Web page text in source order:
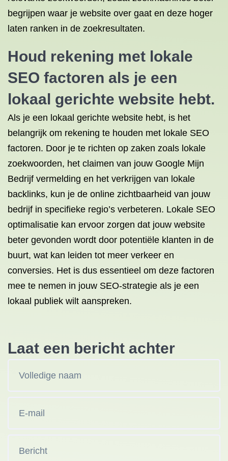
begrijpen waar je website over gaat en deze hoger
laten ranken in de zoekresultaten.
Houd rekening met lokale
SEO factoren als je een
lokaal gerichte website hebt.
Als je een lokaal gerichte website hebt, is het
belangrijk om rekening te houden met lokale SEO
factoren. Door je te richten op zaken zoals lokale
zoekwoorden, het claimen van jouw Google Mijn
Bedrijf vermelding en het verkrijgen van lokale
backlinks, kun je de online zichtbaarheid van jouw
bedrijf in specifieke regio’s verbeteren. Lokale SEO
optimalisatie kan ervoor zorgen dat jouw website
beter gevonden wordt door potentiële klanten in de
buurt, wat kan leiden tot meer verkeer en
conversies. Het is dus essentieel om deze factoren
mee te nemen in jouw SEO-strategie als je een
lokaal publiek wilt aanspreken.
Laat een bericht achter